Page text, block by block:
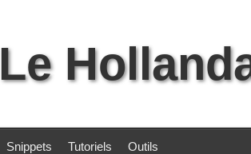
Le
Snippets Tutoriels Outils